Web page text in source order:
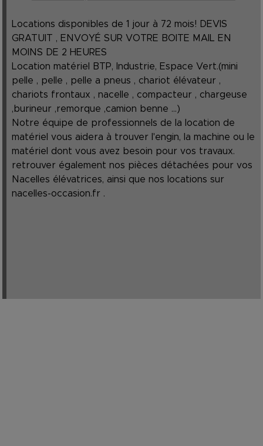
Locations disponibles de 1 jour à 72 mois! DEVIS
GRATUIT , ENVOYÉ SUR VOTRE BOITE MAIL EN
MOINS DE 2 HEURES
Location matériel BTP, Industrie, Espace Vert.(mini
pelle , pelle , pelle a pneus , chariot élévateur ,
chariots frontaux , nacelle , compacteur , chargeuse
,burineur ,remorque ,camion benne ...)
Notre équipe de professionnels de la location de
matériel vous aidera à trouver l'engin, la machine ou le
matériel dont vous avez besoin pour vos travaux.
retrouver également nos pièces détachées pour vos
Nacelles élévatrices, ainsi que nos locations sur
nacelles-occasion.fr .